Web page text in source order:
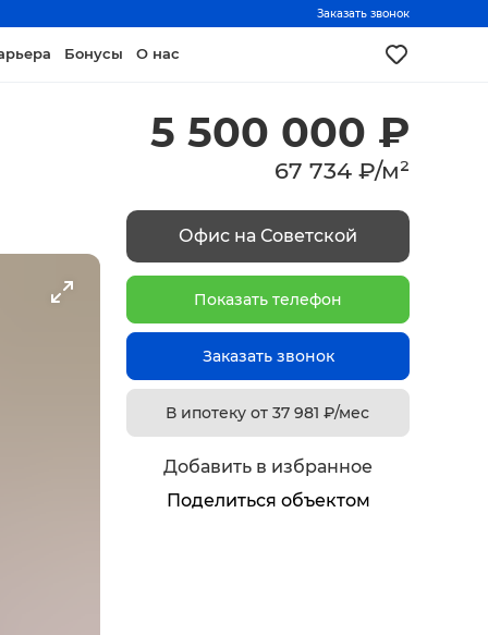
Заказать звонок
Бонусы О нас
5 500 000 ₽
67 734 ₽/м²
Офис на Советской
Показать телефон
Заказать звонок
В ипотеку от 37 981 ₽/мес
Добавить в избранное
Поделиться объектом